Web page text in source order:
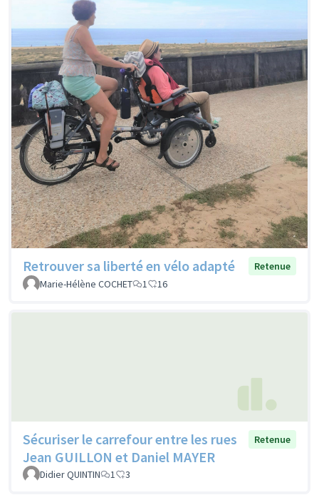
Retrouver sa liberté en vélo adapté
Retenue
Marie-Hélène COCHET
1 16
Sécuriser le carrefour entre les rues
Jean GUILLON et Daniel MAYER
Retenue
Didier QUINTIN 1 3